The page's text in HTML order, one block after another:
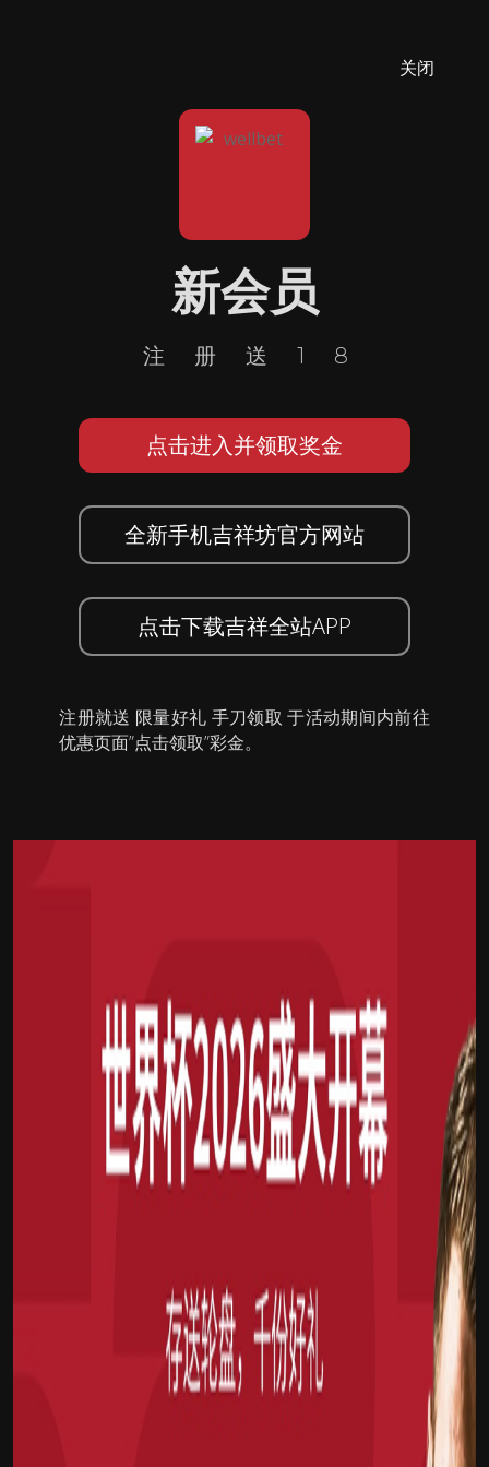
关闭
新会员
注册送18
点击进入并领取奖金
全新手机吉祥坊官方网站
点击下载吉祥全站APP
注册就送 限量好礼 手刀领取 于活动期间内前往
优惠页面”点击领取”彩金。